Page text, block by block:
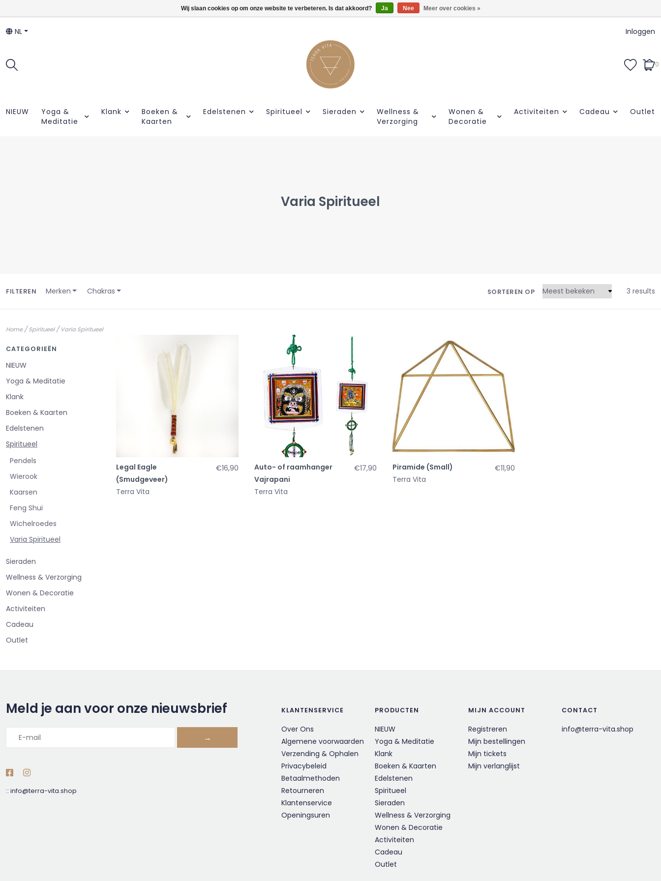
Gratis verzendig vanaf €55.
NL Inloggen
0
NIEUW
Yoga &
Meditatie
Klank
Boeken &
Kaarten
Edelstenen Spiritueel Sieraden
Wellness &
Verzorging
Wonen &
Decoratie
Activiteiten Cadeau Outlet
Varia Spiritueel
FILTEREN Merken Chakras SORTEREN OP 3 results
Home/Spiritueel/Varia Spiritueel
CATEGORIEËN
NIEUW
Yoga & Meditatie
Klank
Boeken & Kaarten
Edelstenen
Spiritueel
Pendels
Wierook
Kaarsen
Feng Shui
Wichelroedes
Varia Spiritueel
Sieraden
Wellness & Verzorging
Wonen & Decoratie
Activiteiten
Cadeau
Outlet
Legal Eagle
(Smudgeveer)
Terra Vita
€16,90
Auto- of raamhanger
Vajrapani
Terra Vita
€17,90
Piramide (Small)
Terra Vita
€11,90
Meld je aan voor onze nieuwsbrief
→
:: info@terra-vita.shop
KLANTENSERVICE
Over Ons
Algemene voorwaarden
Verzending & Ophalen
Privacybeleid
Betaalmethoden
Retourneren
Klantenservice
Openingsuren
PRODUCTEN
NIEUW
Yoga & Meditatie
Klank
Boeken & Kaarten
Edelstenen
Spiritueel
Sieraden
Wellness & Verzorging
Wonen & Decoratie
Activiteiten
Cadeau
Outlet
MIJN ACCOUNT
Registreren
Mijn bestellingen
Mijn tickets
Mijn verlanglijst
CONTACT
info@terra-vita.shop
Wij slaan cookies op om onze website te verbeteren. Is dat akkoord? Ja Nee Meer over cookies »